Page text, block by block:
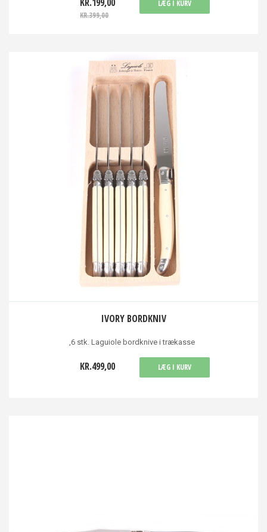
KR.399,00
LÆG I KURV
IVORY BORDKNIV
,6 stk. Laguiole bordknive i trækasse
KR.499,00 LÆG I KURV